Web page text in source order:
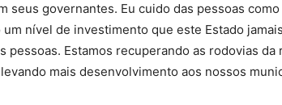
seus governantes. Eu cuido das pessoas
um nível de investimento que este Estado
pessoas. Estamos recuperando as rodovias
mais desenvolvimento aos nossos